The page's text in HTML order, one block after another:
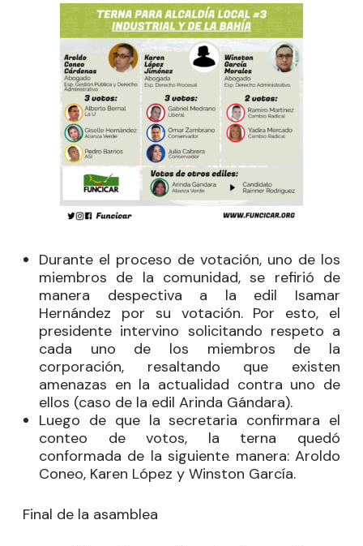
Durante el proceso de votación, uno de los
miembros de la comunidad, se refirió de
manera despectiva a la edil Isamar
Hernández por su votación. Por esto, el
presidente intervino solicitando respeto a
cada uno de los miembros de la
corporación, resaltando que existen
amenazas en la actualidad contra uno de
ellos (caso de la edil Arinda Gándara).
Luego de que la secretaria confirmara el
conteo de votos, la terna quedó
conformada de la siguiente manera: Aroldo
Coneo, Karen López y Winston García.
Final de la asamblea